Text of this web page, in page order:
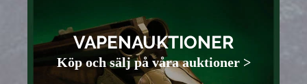
VAPENAUKTIONER
Köp och sälj på våra auktioner >